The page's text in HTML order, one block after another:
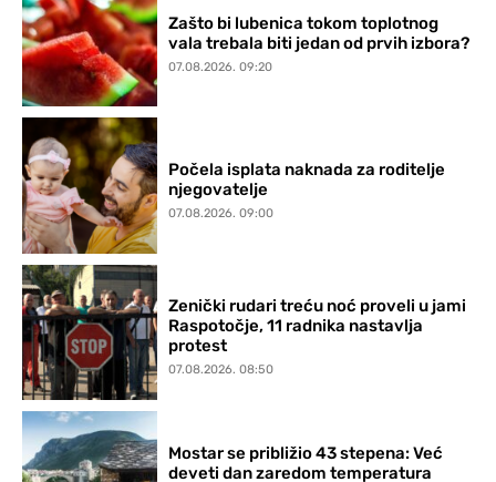
Zašto bi lubenica tokom toplotnog
vala trebala biti jedan od prvih izbora?
07.08.2026. 09:20
Počela isplata naknada za roditelje
njegovatelje
07.08.2026. 09:00
Zenički rudari treću noć proveli u jami
Raspotočje, 11 radnika nastavlja
protest
07.08.2026. 08:50
Mostar se približio 43 stepena: Već
deveti dan zaredom temperatura